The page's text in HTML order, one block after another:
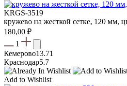
KRGS-3519
кружево на жесткой сетке, 120 мм,
180,00 ₽
1
Кемерово13.71
Краснодар5.7
Add to Wishlist